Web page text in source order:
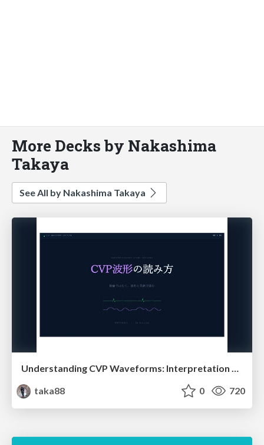
More Decks by Nakashima
Takaya
See All by Nakashima Takaya
Understanding CVP Waveforms: Interpretation and Clinical Implications in Anesthesiology
taka88
0 720